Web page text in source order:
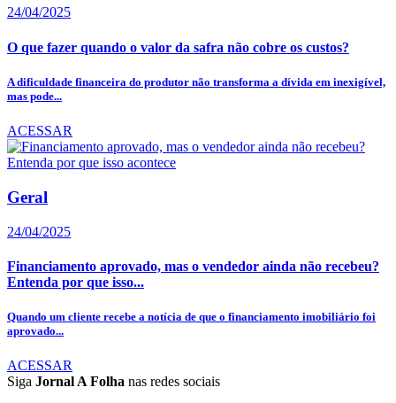
24/04/2025
O que fazer quando o valor da safra não cobre os custos?
A dificuldade financeira do produtor não transforma a dívida em inexigível,
mas pode...
ACESSAR
Geral
24/04/2025
Financiamento aprovado, mas o vendedor ainda não recebeu?
Entenda por que isso...
Quando um cliente recebe a notícia de que o financiamento imobiliário foi
aprovado...
ACESSAR
Siga Jornal A Folha nas redes sociais